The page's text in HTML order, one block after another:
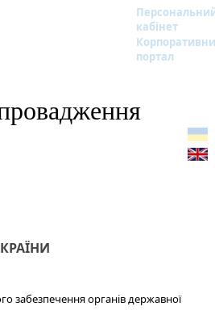
кабінет
портал
забезпечення органів державної